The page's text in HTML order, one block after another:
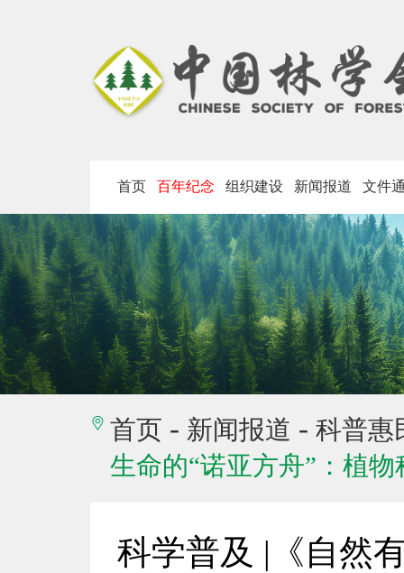
首页 百年纪念 组织建设 新闻报道 文件
首页 - 新闻报道 - 科普惠
生命的“诺亚方舟”：植
科学普及 |《自然